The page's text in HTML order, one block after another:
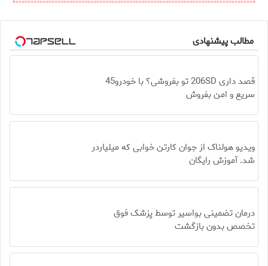
مطالب پیشنهادی
قصد داری 206SD تو بفروشی؟ با خودرو45
سریع و امن بفروش
ویدیو هولناک از جوان کارتن خوابی که میلیاردر
شد. آموزش رایگان
درمان تضمینی بواسیر توسط پزشک فوق
تخصص بدون بازگشت